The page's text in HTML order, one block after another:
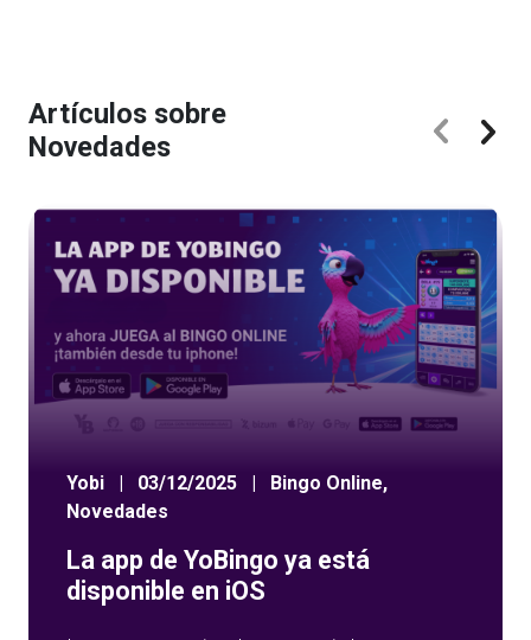
Artículos sobre
Novedades
Yobi 03/12/2025 Bingo Online,
Novedades
La app de YoBingo ya está
disponible en iOS